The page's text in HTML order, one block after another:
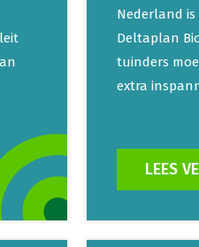
Nederland
Deltaplan
tuinders
extra
LEES